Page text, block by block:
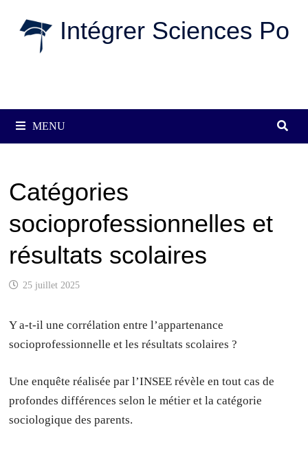
Intégrer Sciences Po
MENU
Catégories
socioprofessionnelles et
résultats scolaires
25 juillet 2025
Y a-t-il une corrélation entre l’appartenance
socioprofessionnelle et les résultats scolaires ?
Une enquête réalisée par l’INSEE révèle en tout cas de
profondes différences selon le métier et la catégorie
sociologique des parents.